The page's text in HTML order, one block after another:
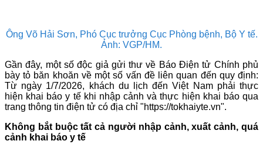
Ông Võ Hải Sơn, Phó Cục trưởng Cục Phòng bệnh, Bộ Y tế.
Ảnh: VGP/HM.
Gần đây, một số độc giả gửi thư về Báo Điện tử Chính phủ
bày tỏ băn khoăn về một số vấn đề liên quan đến quy định:
Từ ngày 1/7/2026, khách du lịch đến Việt Nam phải thực
hiện khai báo y tế khi nhập cảnh và thực hiện khai báo qua
trang thông tin điện tử có địa chỉ "https://tokhaiyte.vn".
Không bắt buộc tất cả người nhập cảnh, xuất cảnh, quá
cảnh khai báo y tế